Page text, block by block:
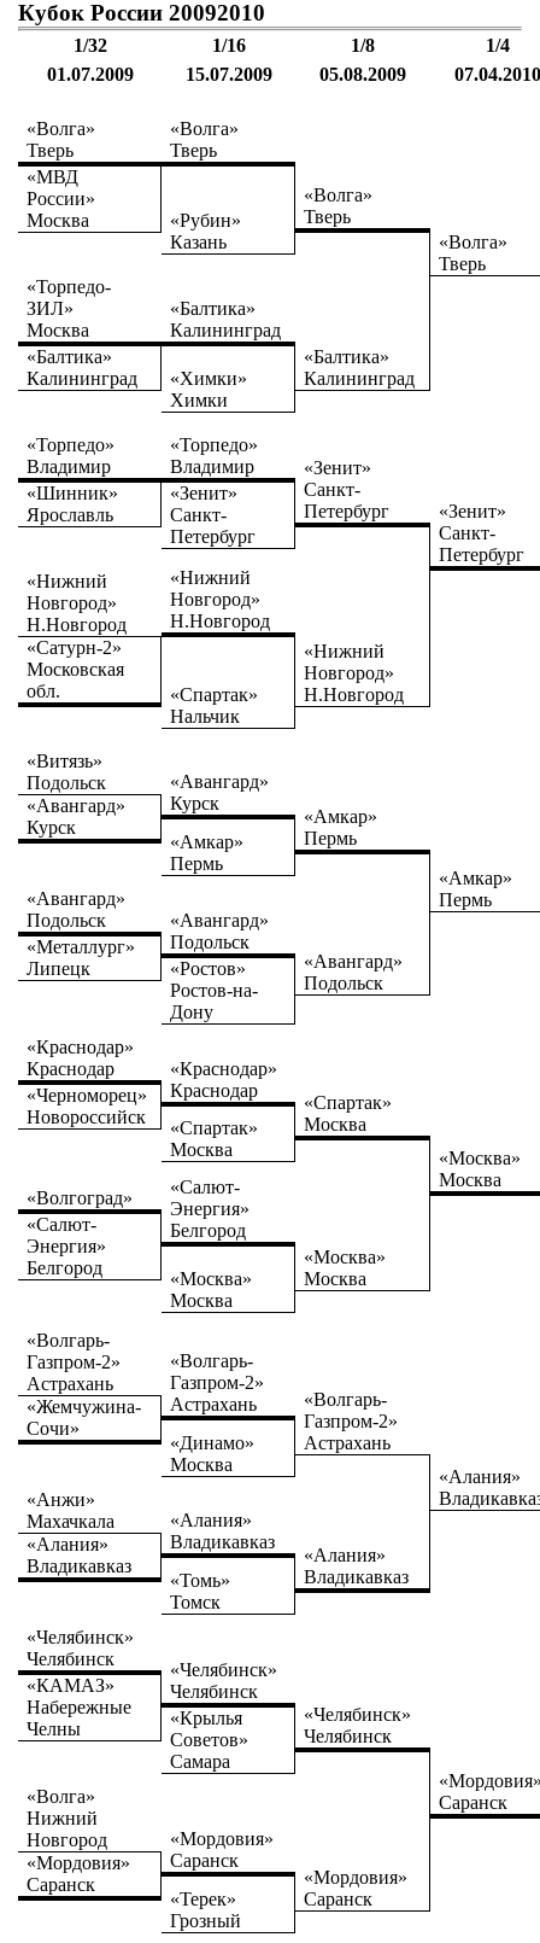
Кубок России 20092010
1/32 1/16 1/8
1/4
01.07.2009
15.07.2009 05.08.2009 07.04.2010
«Волга»
Тверь
«Волга»
Тверь
«Волга»
Тверь
«Волга»
Тверь
«МВД
России»
Москва
«Рубин»
Казань
«Балтика»
Калининград
«Балтика»
Калининград
«Торпедо-
ЗИЛ»
Москва
«Зенит»
Санкт-
Петербург
«Балтика»
Калининград
«Химки»
Химки
«Зенит»
Санкт-
Петербург
«Торпедо»
Владимир
«Торпедо»
Владимир
«Шинник»
Ярославль
«Зенит»
Санкт-
Петербург
«Нижний
Новгород»
Н.Новгород
«Нижний
Новгород»
Н.Новгород
«Нижний
Новгород»
Н.Новгород
«Амкар»
Пермь
«Сатурн-2»
Московская
обл.
«Спартак»
Нальчик
«Амкар»
Пермь
«Авангард»
Курск
«Витязь»
Подольск
«Авангард»
Курск
«Амкар»
Пермь
«Авангард»
Подольск
«Авангард»
Подольск
«Авангард»
Подольск
«Москва»
Москва
«Металлург»
Липецк
«Ростов»
Ростов-на-
Дону
«Спартак»
Москва
«Краснодар»
Краснодар
«Краснодар»
Краснодар
«Черноморец»
Новороссийск
«Спартак»
Москва
«Москва»
Москва
«Салют-
Энергия»
Белгород
«Волгоград»
«Алания»
«Салют-
Энергия»
Белгород
«Москва»
Москва
«Волгарь-
Газпром-2»
Астрахань
«Волгарь-
Газпром-2»
Астрахань
«Волгарь-
Газпром-2»
Астрахань
«Жемчужина-
Сочи»
«Динамо»
Москва
«Алания»
Владикавказ
«Алания»
Владикавказ
«Анжи»
Махачкала
Саранск
«Алания»
Владикавказ
«Томь»
Томск
«Челябинск»
Челябинск
«Челябинск»
Челябинск
«Челябинск»
Челябинск
«КАМАЗ»
Набережные
Челны
«Крылья
Советов»
Самара
«Мордовия»
Саранск
«Мордовия»
Саранск
«Волга»
Нижний
Новгород
«Мордовия»
Саранск
«Терек»
Грозный